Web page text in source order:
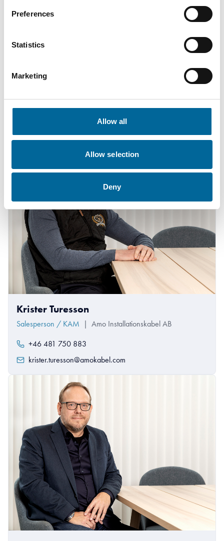
Preferences
Statistics
Marketing
Allow all
Allow selection
Deny
Therese Gill
+46 481 750 820
therese.gill@amokabel.com
Krister Turesson
Salesperson / KAM | Amo Installationskabel AB
+46 481 750 883
krister.turesson@amokabel.com